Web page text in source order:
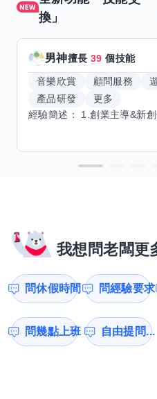
換」
男神擅長39 個技能
音樂欣賞 顧問服務
產品研發
更多
我想問老闆更
問休假時間 問經驗要求
問幾點上班 自由提問...